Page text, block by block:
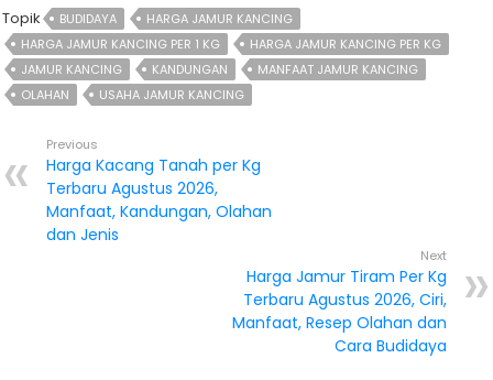
Topik BUDIDAYA
HARGA JAMUR KANCING
HARGA JAMUR KANCING PER 1 KG
HARGA JAMUR KANCING PER KG
JAMUR KANCING
KANDUNGAN
MANFAAT JAMUR KANCING
OLAHAN
USAHA JAMUR KANCING
Previous
Harga Kacang Tanah per Kg
Terbaru Agustus 2026,
Manfaat, Kandungan, Olahan
dan Jenis
Next
Harga Jamur Tiram Per Kg
Terbaru Agustus 2026, Ciri,
Manfaat, Resep Olahan dan
Cara Budidaya